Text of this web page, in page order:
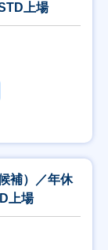
上場
補）／年休
上場